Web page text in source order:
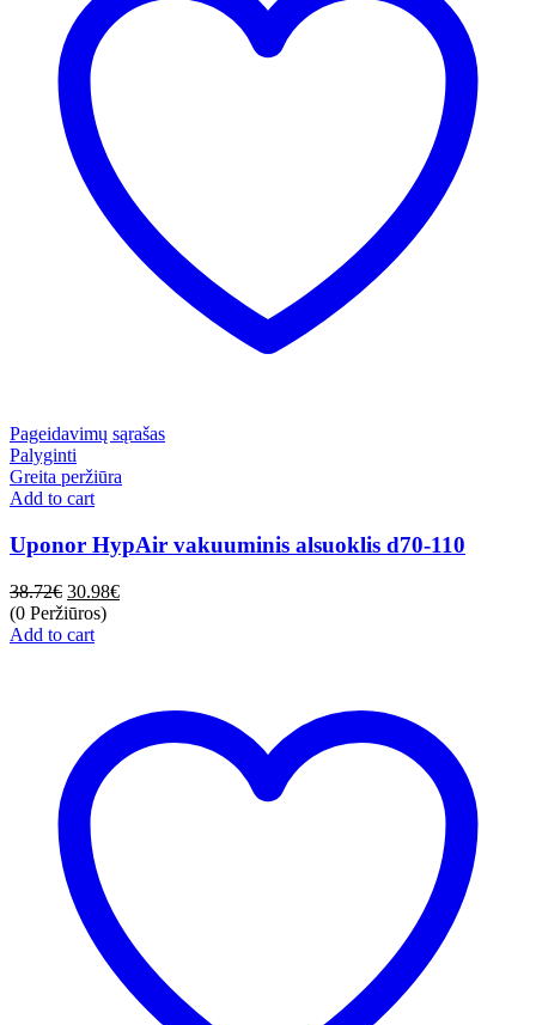
Pageidavimų sąrašas
Palyginti
Greita peržiūra
Add to cart
Uponor HypAir vakuuminis alsuoklis d70-110
38.72€ 30.98€
(0 Peržiūros)
Add to cart